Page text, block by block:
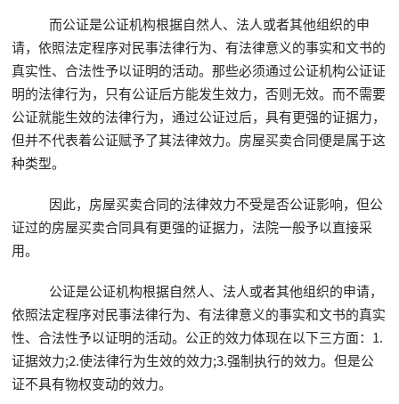
而公证是公证机构根据自然人、法人或者其他组织的申
请，依照法定程序对民事法律行为、有法律意义的事实和文书的
真实性、合法性予以证明的活动。那些必须通过公证机构公证证
明的法律行为，只有公证后方能发生效力，否则无效。而不需要
公证就能生效的法律行为，通过公证过后，具有更强的证据力，
但并不代表着公证赋予了其法律效力。房屋买卖合同便是属于这
种类型。
因此，房屋买卖合同的法律效力不受是否公证影响，但公
证过的房屋买卖合同具有更强的证据力，法院一般予以直接采
用。
公证是公证机构根据自然人、法人或者其他组织的申请，
依照法定程序对民事法律行为、有法律意义的事实和文书的真实
性、合法性予以证明的活动。公正的效力体现在以下三方面：1.
证据效力;2.使法律行为生效的效力;3.强制执行的效力。但是公
证不具有物权变动的效力。